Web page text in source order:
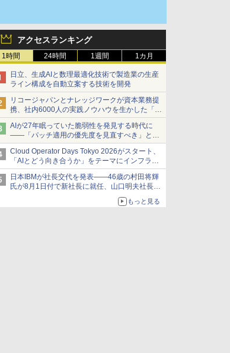
アクセスランキング
1時間 24時間 1週間 1カ月
日立、生成AIと数理最適化技術で製造業の生産
ライン構成を自動立案する技術を開発
リコージャパンとナレッジワークが資本業務提
携、社内6000人の実践ノウハウを生かした「AI
商談記録 for RICOH」を展開へ
AIが27年眠っていた脆弱性を発見する時代に
――「パッチ適用の優先度を見直すべき」とセ
キュリティ専門家
Cloud Operator Days Tokyo 2026がスタート、
「AIとどう向き合うか」をテーマにインフラ運
用の知見を集約
日本IBMが社長交代を発表――46歳の村田将輝
氏が8月1日付で新社長に就任、山口明夫社長は
もっと見る